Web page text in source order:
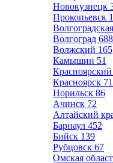
Новокузнецк
Прокопьевск
Волгоград 688
Волжский 165
Камышин 51
Красноярск
Норильск 86
Ачинск 72
Алтайский
Барнаул 452
Бийск 139
Рубцовск 67
Омская